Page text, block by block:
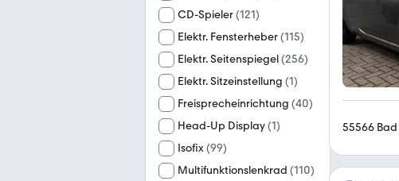
CD-Spieler(121)
Elektr. Fensterheber(115)
Elektr. Seitenspiegel(256)
Elektr. Sitzeinstellung (1)
Freisprecheinrichtung (40)
Head-Up Display(1)
Isofix(99)
Multifunktionslenkrad (110)
55566